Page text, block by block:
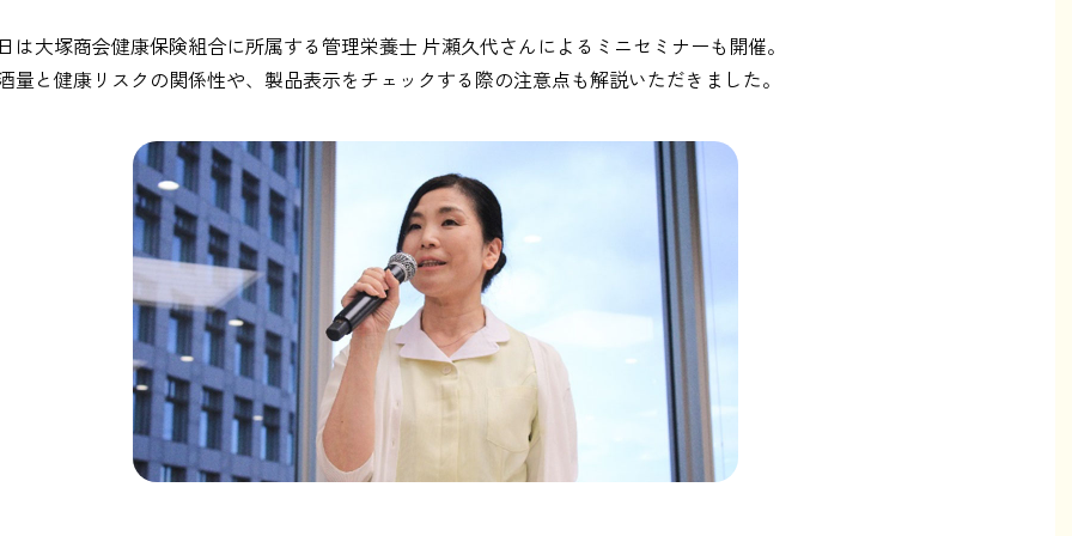
は大塚商会健康保険組合に所属する管理栄養士 片瀬久代さんによるミニセミナーも開催。
量と健康リスクの関係性や、製品表示をチェックする際の注意点も解説いただきました。